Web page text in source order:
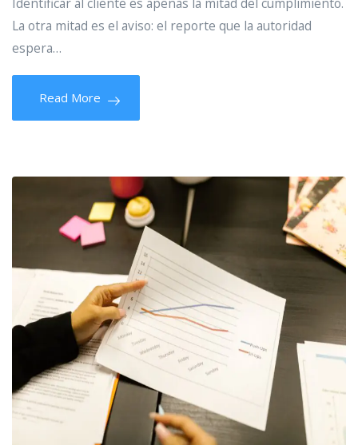
La otra mitad es el aviso: el reporte que la autoridad
espera…
Read More